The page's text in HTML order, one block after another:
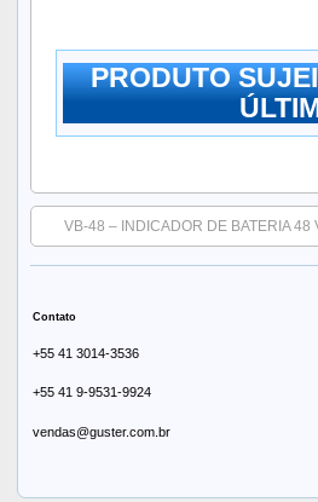
PRODUTO
VB-48 – INDICADOR DE BATERIA 48
Contato
+55 41 3014-3536
+55 41 9-9531-9924
vendas@guster.com.br